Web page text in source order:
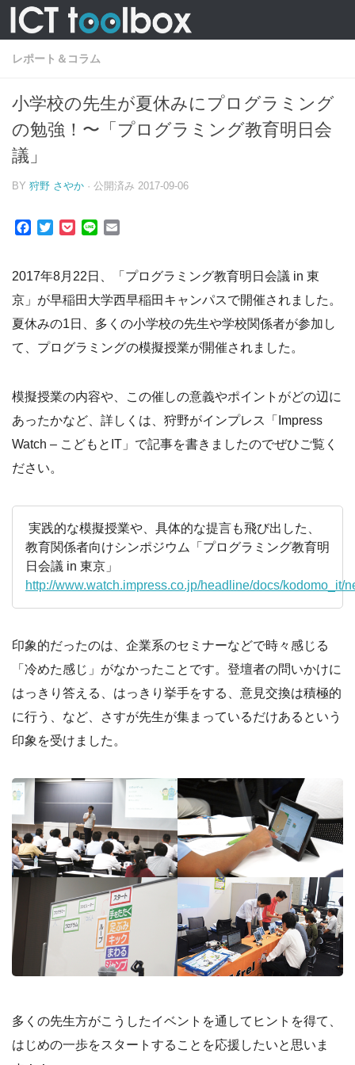
レポート＆コラム
小学校の先生が夏休みにプログラミング
の勉強！〜「プログラミング教育明日会
議」
BY 狩野 さやか · 公開済み 2017-09-06
Facebook
TwitterPocket
Line
2017年8月22日、「プログラミング教育明日会議 in 東
京」が早稲田大学西早稲田キャンパスで開催されました。
夏休みの1日、多くの小学校の先生や学校関係者が参加し
て、プログラミングの模擬授業が開催されました。
模擬授業の内容や、この催しの意義やポイントがどの辺に
あったかなど、詳しくは、狩野がインプレス「Impress
Watch – こどもとIT」で記事を書きましたのでぜひご覧く
ださい。
実践的な模擬授業や、具体的な提言も飛び出した、
教育関係者向けシンポジウム「プログラミング教育明
日会議 in 東京」
http://www.watch.impress.co.jp/headline/docs/kodomo_it/
印象的だったのは、企業系のセミナーなどで時々感じる
「冷めた感じ」がなかったことです。登壇者の問いかけに
はっきり答える、はっきり挙手をする、意見交換は積極的
に行う、など、さすが先生が集まっているだけあるという
印象を受けました。
多くの先生方がこうしたイベントを通してヒントを得て、
はじめの一歩をスタートすることを応援したいと思いま